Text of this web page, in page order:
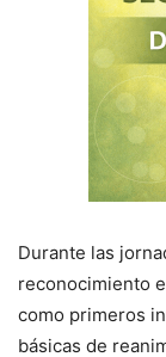
Durante las
reconocimiento
como primeros
básicas de